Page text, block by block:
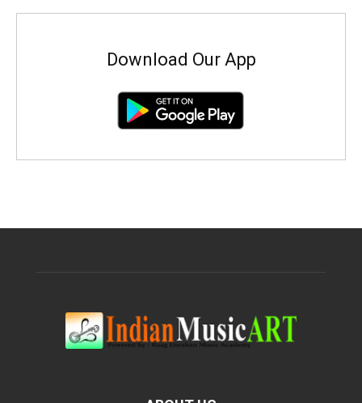
Download Our App